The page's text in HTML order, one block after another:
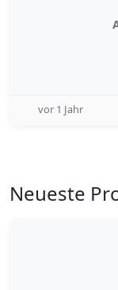
vor 1 Jahr
Neueste